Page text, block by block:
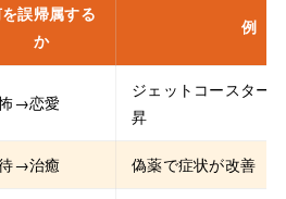
誤帰属する
か
例
→恋愛
ジェットコースター
昇
→治癒 偽薬で症状が改善